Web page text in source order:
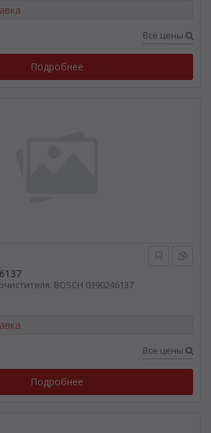
Все цены
Подробнее
BOSCH 0390246137
Все цены
Подробнее